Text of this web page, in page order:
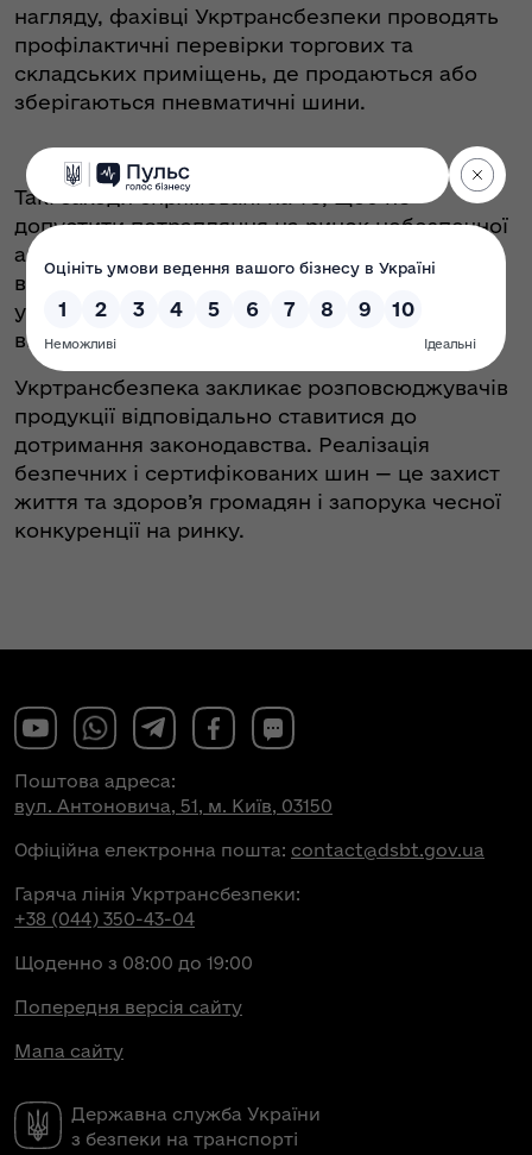
нагляду, фахівці Укртрансбезпеки проводять
профілактичні перевірки торгових та
складських приміщень, де продаються або
зберігаються пневматичні шини.
Такі заходи спрямовані на те, щоб не
допустити потрапляння на ринок небезпечної
або несертифікованої продукції. Водночас
вони допомагають підприємцям своєчасно
усунути можливі порушення та працювати
відповідно до встановлених вимог.
Укртрансбезпека закликає розповсюджувачів
продукції відповідально ставитися до
дотримання законодавства. Реалізація
безпечних і сертифікованих шин — це захист
життя та здоров’я громадян і запорука чесної
конкуренції на ринку.
Державна служба України
з безпеки на транспорті
Поштова адреса:
вул. Антоновича, 51, м. Київ, 03150
Офіційна електронна пошта: contact@dsbt.gov.ua
Гаряча лінія Укртрансбезпеки:
+38 (044) 350-43-04
Щоденно з 08:00 до 19:00
Попередня версія сайту
Мапа сайту